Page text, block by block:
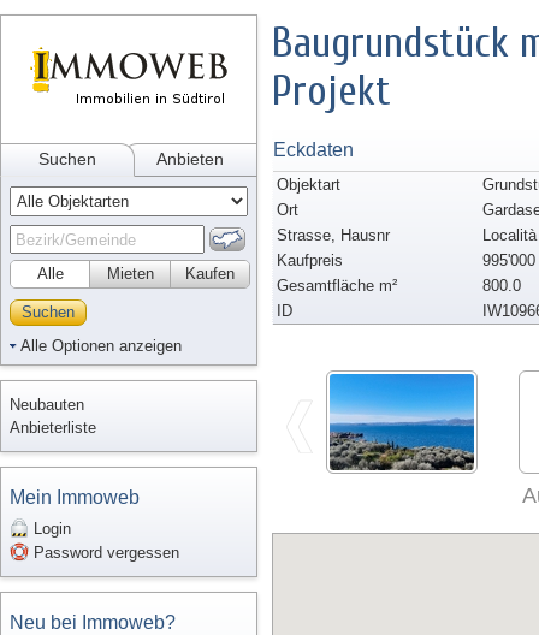
Suchen Anbieten
Alle Kaufen
Mieten
Suchen
Alle Optionen anzeigen
Neubauten
Anbieterliste
Mein Immoweb
Login
Password vergessen
Neu bei Immoweb?
Baugrundstück
Projekt
Eckdaten
Objektart
Ort
Strasse, Hausnr
Kaufpreis
995'000
Gesamtfläche m²
800.0
ID